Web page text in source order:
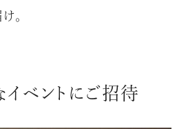
。
イベントにご招待